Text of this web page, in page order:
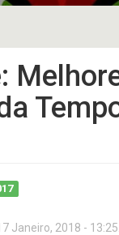
Janeiro, 2018 - 13:25.